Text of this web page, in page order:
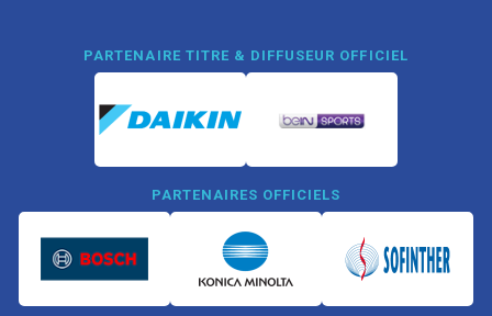
PARTENAIRE TITRE & DIFFUSEUR OFFICIEL
PARTENAIRES OFFICIELS